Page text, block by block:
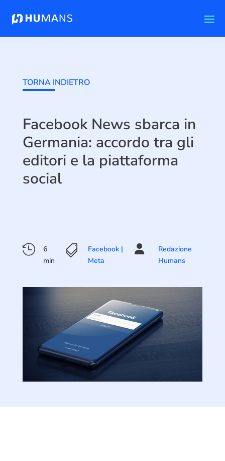
TORNA INDIETRO
Facebook News sbarca in
Germania: accordo tra gli
editori e la piattaforma
social

6
min

Facebook |
Meta

Redazione
Humans